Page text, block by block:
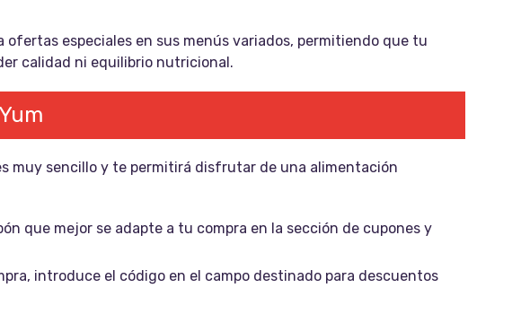
ofertas especiales en sus menús variados, permitiendo que tu
calidad ni equilibrio nutricional.
muy sencillo y te permitirá disfrutar de una alimentación
que mejor se adapte a tu compra en la sección de cupones y
introduce el código en el campo destinado para descuentos